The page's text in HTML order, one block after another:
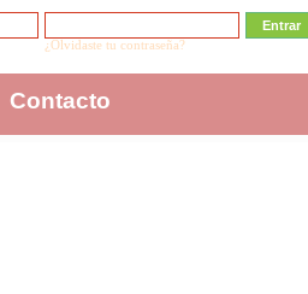
¿Olvidaste tu contraseña?
Contacto